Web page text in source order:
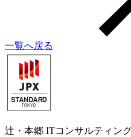
一覧へ戻る
辻・本郷 ITコンサルティン